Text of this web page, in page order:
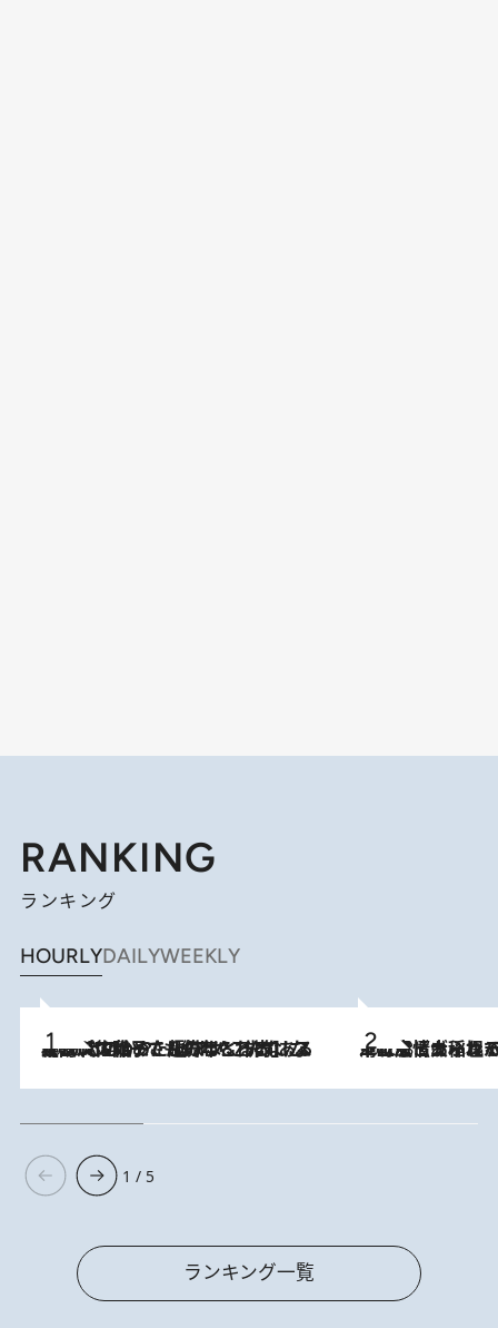
RANKING
ランキング
HOURLYDAILYWEEKLY
2026.8.5
【阿川佐和子さんの年とる力】なぜ70代で始めた趣味は“こんなに楽しい”のか？ ピアノ、俳句…スランプに陥っても続けられる“ある秘訣”とは 2026.8.5
下町風情あふれる台北屈指の人気エリア・大稲埕でセンスのいい台湾土産《ヴ
1 / 5
ランキング一覧